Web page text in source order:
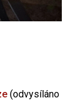
(odvysíláno